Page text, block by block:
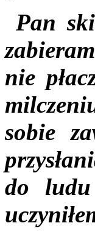
Pan
nie
sobie
do